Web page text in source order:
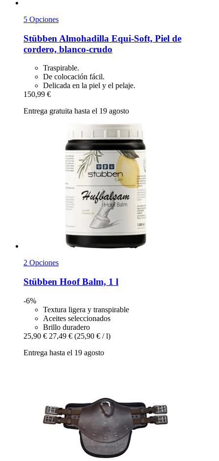
5 Opciones
Stübben Almohadilla Equi-​Soft, Piel de
cordero, blanco-​crudo
Traspirable.
De colocación fácil.
Delicada en la piel y el pelaje.
150,99 €
Entrega gratuita hasta el 19 agosto
2 Opciones
Stübben Hoof Balm, 1 l
-6%
Textura ligera y transpirable
Aceites seleccionados
Brillo duradero
25,90 € 27,49 € (25,90 € / l)
Entrega hasta el 19 agosto